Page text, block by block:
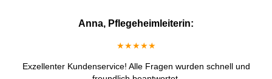
Anna, Pflegeheimleiterin:
★★★★★
Exzellenter Kundenservice! Alle Fragen wurden schnell und